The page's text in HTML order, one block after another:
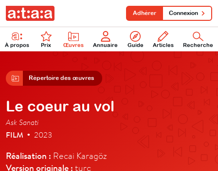
À propos Prix Œuvres Annuaire Guide Articles Recherche
Adhérer Connexion
Répertoire des œuvres
Le coeur au vol
Ask Sanati
FILM • 2023
Réalisation : Recai Karagöz
Version originale : turc